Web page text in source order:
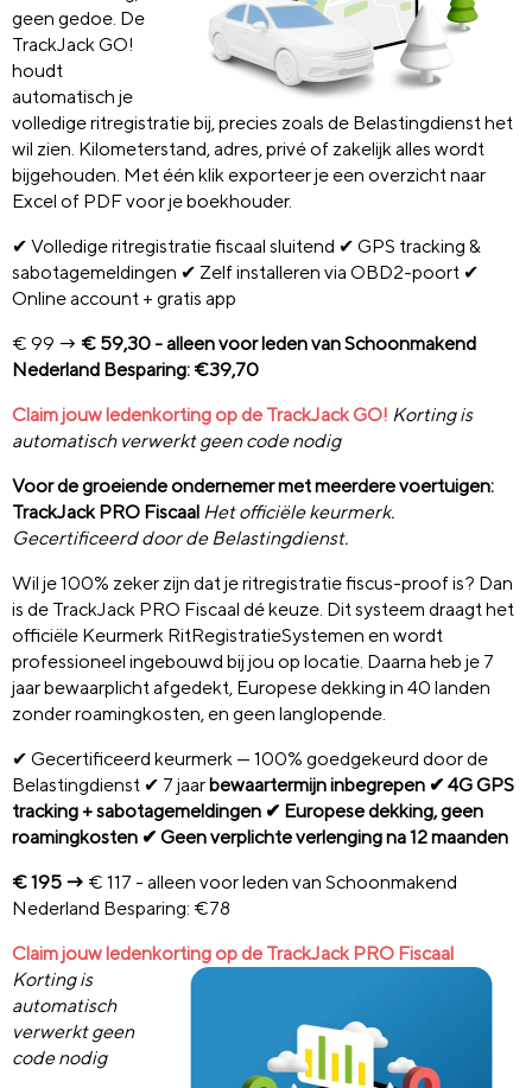
geen gedoe. De
TrackJack GO!
houdt
automatisch je
volledige ritregistratie bij, precies zoals de Belastingdienst het
wil zien. Kilometerstand, adres, privé of zakelijk alles wordt
bijgehouden. Met één klik exporteer je een overzicht naar
Excel of PDF voor je boekhouder.
✔ Volledige ritregistratie fiscaal sluitend ✔ GPS tracking &
sabotagemeldingen ✔ Zelf installeren via OBD2-poort ✔
Online account + gratis app
€ 99 → € 59,30 - alleen voor leden van Schoonmakend
Nederland Besparing: €39,70
Claim jouw ledenkorting op de TrackJack GO! Korting is
automatisch verwerkt geen code nodig
Voor de groeiende ondernemer met meerdere voertuigen:
TrackJack PRO Fiscaal Het officiële keurmerk.
Gecertificeerd door de Belastingdienst.
Wil je 100% zeker zijn dat je ritregistratie fiscus-proof is? Dan
is de TrackJack PRO Fiscaal dé keuze. Dit systeem draagt het
officiële Keurmerk RitRegistratieSystemen en wordt
professioneel ingebouwd bij jou op locatie. Daarna heb je 7
jaar bewaarplicht afgedekt, Europese dekking in 40 landen
zonder roamingkosten, en geen langlopende.
✔ Gecertificeerd keurmerk — 100% goedgekeurd door de
Belastingdienst ✔ 7 jaarbewaartermijn inbegrepen ✔ 4G GPS
tracking + sabotagemeldingen ✔ Europese dekking, geen
roamingkosten ✔ Geen verplichte verlenging na 12 maanden
€ 195 → € 117 - alleen voor leden van Schoonmakend
Nederland Besparing: €78
Claim jouw ledenkorting op de TrackJack PRO Fiscaal
Korting is
automatisch
verwerkt geen
code nodig